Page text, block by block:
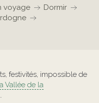
voyage
Dormir
festivités, impossible de
Vallée de la